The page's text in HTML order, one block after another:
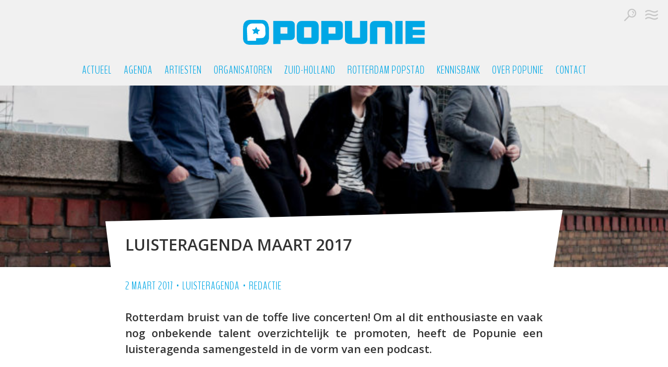
ACTUEEL AGENDA ARTIESTEN ORGANISATOREN ZUID-HOLLAND ROTTERDAM POPSTAD KENNISBANK OVER POPUNIE CONTACT
LUISTERAGENDA MAART 2017
2 MAART 2017 • LUISTERAGENDA • REDACTIE
Rotterdam bruist van de toffe live concerten! Om al dit enthousiaste en vaak
nog onbekende talent overzichtelijk te promoten, heeft de Popunie een
luisteragenda samengesteld in de vorm van een podcast.